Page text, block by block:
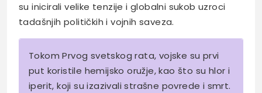
su inicirali velike tenzije i globalni sukob uzroci
tadašnjih političkih i vojnih saveza.
Tokom Prvog svetskog rata, vojske su prvi
put koristile hemijsko oružje, kao što su hlor i
iperit, koji su izazivali strašne povrede i smrt.